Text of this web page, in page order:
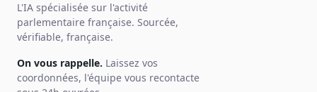
L'IA spécialisée sur l'activité
parlementaire française. Sourcée,
vérifiable, française.
On vous rappelle. Laissez vos
coordonnées, l'équipe vous recontacte